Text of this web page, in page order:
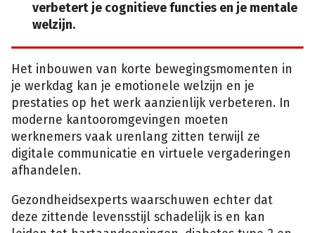
verbetert je cognitieve functies en je mentale
welzijn.
Het inbouwen van korte bewegingsmomenten in
je werkdag kan je emotionele welzijn en je
prestaties op het werk aanzienlijk verbeteren. In
moderne kantooromgevingen moeten
werknemers vaak urenlang zitten terwijl ze
digitale communicatie en virtuele vergaderingen
afhandelen.
Gezondheidsexperts waarschuwen echter dat
deze zittende levensstijl schadelijk is en kan